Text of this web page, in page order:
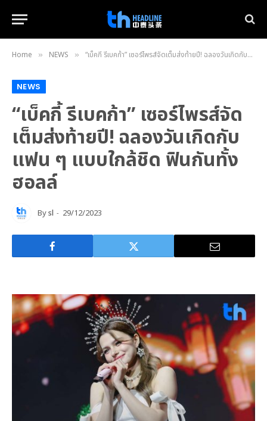
Home » NEWS » “เบ็คกี้ รีเบคก้า” เซอร์ไพรส์จัดเต็มส่งท้ายปี! ฉลองวันเกิดกับแฟน ๆ แบบใกล้ชิด ฟินกันทั้งฮอลล์
NEWS
“เบ็คกี้ รีเบคก้า” เซอร์ไพรส์จัด
เต็มส่งท้ายปี! ฉลองวันเกิดกับ
แฟน ๆ แบบใกล้ชิด ฟินกันทั้ง
ฮอลล์
Bysl 29/12/2023